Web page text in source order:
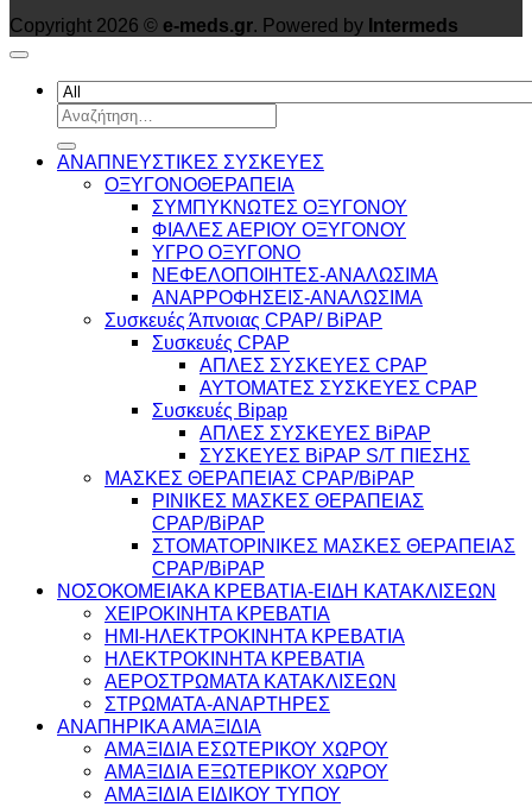
Copyright 2026 © e-meds.gr. Powered by Intermeds
Αναζήτηση
για:
ΑΝΑΠΝΕΥΣΤΙΚΕΣ ΣΥΣΚΕΥΕΣ
ΟΞΥΓΟΝΟΘΕΡΑΠΕΙΑ
ΣΥΜΠΥΚΝΩΤΕΣ ΟΞΥΓΟΝΟΥ
ΦΙΑΛΕΣ ΑΕΡΙΟΥ ΟΞΥΓΟΝΟΥ
ΥΓΡΟ ΟΞΥΓΟΝΟ
ΝΕΦΕΛΟΠΟΙΗΤΕΣ-ΑΝΑΛΩΣΙΜΑ
ΑΝΑΡΡΟΦΗΣΕΙΣ-ΑΝΑΛΩΣΙΜΑ
Συσκευές Άπνοιας CPAP/ BiPAP
Συσκευές CPAP
ΑΠΛΕΣ ΣΥΣΚΕΥΕΣ CPAP
ΑΥΤΟΜΑΤΕΣ ΣΥΣΚΕΥΕΣ CPAP
Συσκευές Bipap
ΑΠΛΕΣ ΣΥΣΚΕΥΕΣ BiPAP
ΣΥΣΚΕΥΕΣ BiPAP S/T ΠΙΕΣΗΣ
ΜΑΣΚΕΣ ΘΕΡΑΠΕΙΑΣ CPAP/BiPAP
ΡΙΝΙΚΕΣ ΜΑΣΚΕΣ ΘΕΡΑΠΕΙΑΣ
CPAP/BiPAP
ΣΤΟΜΑΤΟΡΙΝΙΚΕΣ ΜΑΣΚΕΣ ΘΕΡΑΠΕΙΑΣ
CPAP/BiPAP
ΝΟΣΟΚΟΜΕΙΑΚΑ ΚΡΕΒΑΤΙΑ-ΕΙΔΗ ΚΑΤΑΚΛΙΣΕΩΝ
ΧΕΙΡΟΚΙΝΗΤΑ ΚΡΕΒΑΤΙΑ
ΗΜΙ-ΗΛΕΚΤΡΟΚΙΝΗΤΑ ΚΡΕΒΑΤΙΑ
ΗΛΕΚΤΡΟΚΙΝΗΤΑ ΚΡΕΒΑΤΙΑ
ΑΕΡΟΣΤΡΩΜΑΤΑ ΚΑΤΑΚΛΙΣΕΩΝ
ΣΤΡΩΜΑΤΑ-ΑΝΑΡΤΗΡΕΣ
ΑΝΑΠΗΡΙΚΑ ΑΜΑΞΙΔΙΑ
ΑΜΑΞΙΔΙΑ ΕΣΩΤΕΡΙΚΟΥ ΧΩΡΟΥ
ΑΜΑΞΙΔΙΑ ΕΞΩΤΕΡΙΚΟΥ ΧΩΡΟΥ
ΑΜΑΞΙΔΙΑ ΕΙΔΙΚΟΥ ΤΥΠΟΥ